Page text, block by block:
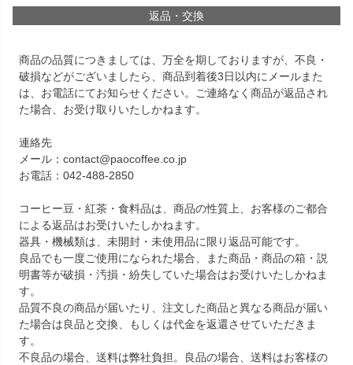
返品・交換
商品の品質につきましては、万全を期しておりますが、不良・
破損などがございましたら、商品到着後3日以内にメールまた
は、お電話にてお知らせください。ご連絡なく商品が返品され
た場合、お受け取りいたしかねます。
連絡先
メール：contact@paocoffee.co.jp
お電話：042-488-2850
コーヒー豆・紅茶・食料品は、商品の性質上、お客様のご都合
による返品はお受けいたしかねます。
器具・機械類は、未開封・未使用品に限り返品可能です。
良品でも一度ご使用になられた場合、また商品・商品の箱・説
明書等が破損・汚損・紛失していた場合はお受けいたしかねま
す。
品質不良の商品が届いたり、注文した商品と異なる商品が届い
た場合は良品と交換、もしくは代金を返還させていただきま
す。
不良品の場合、送料は弊社負担。良品の場合、送料はお客様の